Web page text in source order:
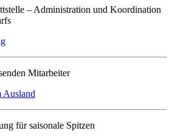
– Administration und Koordination
Mitarbeiter
Ausland
für saisonale Spitzen